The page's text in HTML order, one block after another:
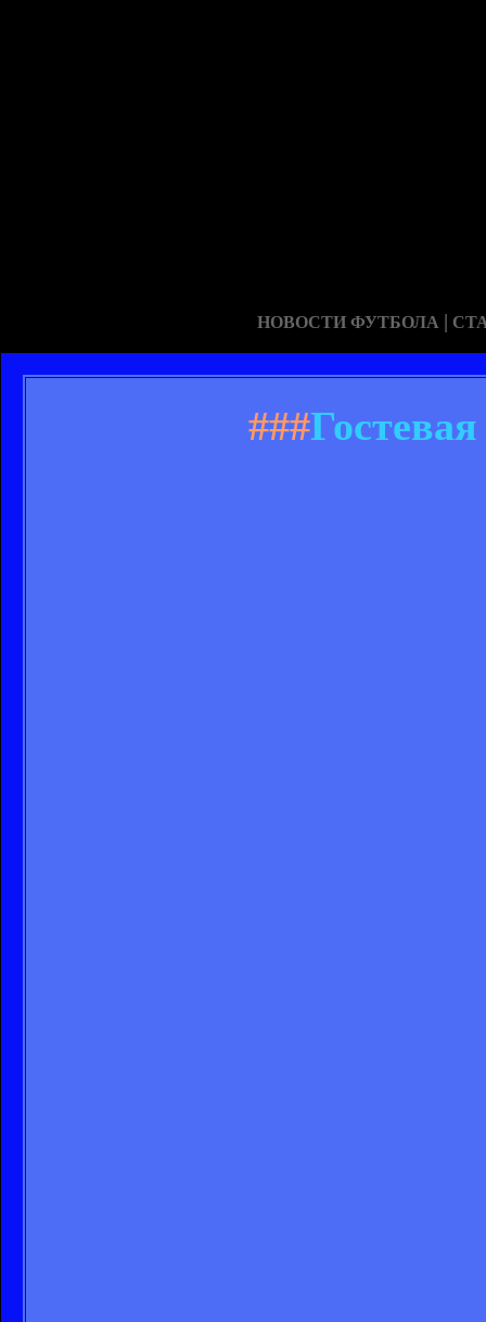
НОВОСТИ ФУТБОЛА |
###